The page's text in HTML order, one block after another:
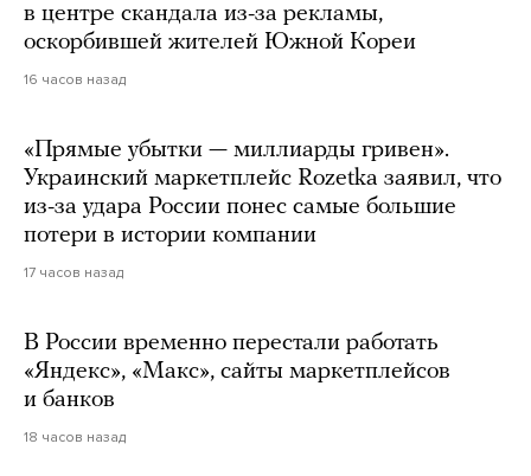
в центре скандала из-за рекламы,
оскорбившей жителей Южной Кореи
16 часов назад
«Прямые убытки — миллиарды гривен».
Украинский маркетплейс Rozetka заявил, что
из-за удара России понес самые большие
потери в истории компании
17 часов назад
В России временно перестали работать
«Яндекс», «Макс», сайты маркетплейсов
и банков
18 часов назад